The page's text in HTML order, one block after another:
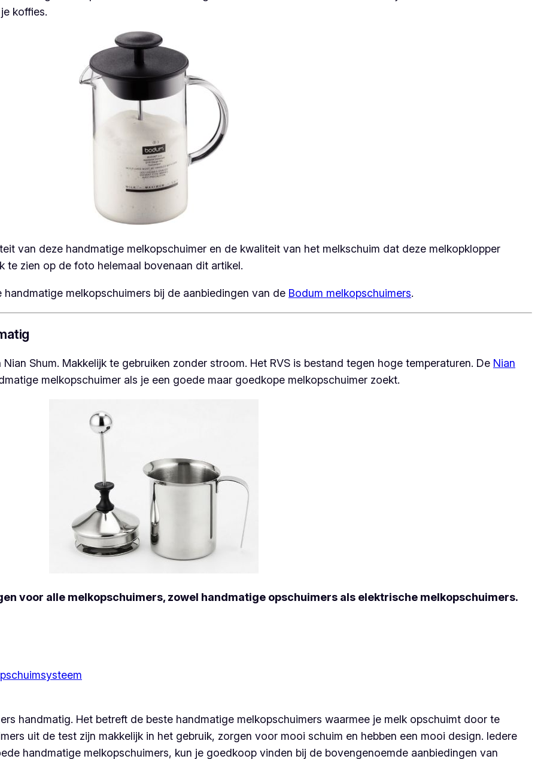
koffies.
van deze handmatige melkopschuimer en de kwaliteit van het melkschuim dat deze melkopklopper
te zien op de foto helemaal bovenaan dit artikel.
melkopschuimers bij de aanbiedingen van de Bodum melkopschuimers.
Shum. Makkelijk te gebruiken zonder stroom. Het RVS is bestand tegen hoge temperaturen. De Nian
melkopschuimer als je een goede maar goedkope melkopschuimer zoekt.
voor alle melkopschuimers, zowel handmatige opschuimers als elektrische melkopschuimers.
handmatig. Het betreft de beste handmatige melkopschuimers waarmee je melk opschuimt door te
uit de test zijn makkelijk in het gebruik, zorgen voor mooi schuim en hebben een mooi design. Iedere
handmatige melkopschuimers, kun je goedkoop vinden bij de bovengenoemde aanbiedingen van